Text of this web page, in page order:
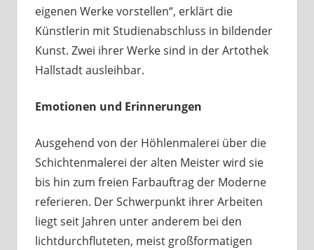
eigenen Werke vorstellen“, erklärt die
Künstlerin mit Studienabschluss in bildender
Kunst. Zwei ihrer Werke sind in der Artothek
Hallstadt ausleihbar.
Emotionen und Erinnerungen
Ausgehend von der Höhlenmalerei über die
Schichtenmalerei der alten Meister wird sie
bis hin zum freien Farbauftrag der Moderne
referieren. Der Schwerpunkt ihrer Arbeiten
liegt seit Jahren unter anderem bei den
lichtdurchfluteten, meist großformatigen